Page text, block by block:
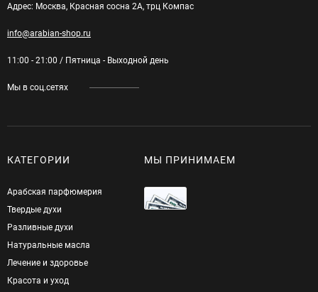
Адрес: Москва, Красная сосна 2А, трц Компас
info@arabian-shop.ru
11:00 - 21:00 / Пятница - Выходной день
Мы в соц.сетях
КАТЕГОРИИ
Арабская парфюмерия
Твердые духи
Разливные духи
Натуральные масла
Лечение и здоровье
Красота и уход
МЫ ПРИНИМАЕМ